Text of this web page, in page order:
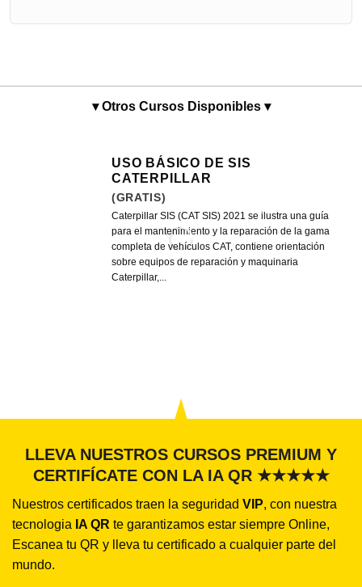
▾ Otros Cursos Disponibles ▾
USO BÁSICO DE SIS
CATERPILLAR
(GRATIS)
Caterpillar SIS (CAT SIS) 2021 se ilustra una guía
para el mantenimiento y la reparación de la gama
completa de vehículos CAT, contiene orientación
sobre equipos de reparación y maquinaria
Caterpillar,...
LLEVA NUESTROS CURSOS PREMIUM Y
CERTIFÍCATE CON LA IA QR ★★★★★
Nuestros certificados traen la seguridad VIP, con nuestra
tecnologia IA QR te garantizamos estar siempre Online,
Escanea tu QR y lleva tu certificado a cualquier parte del
mundo.